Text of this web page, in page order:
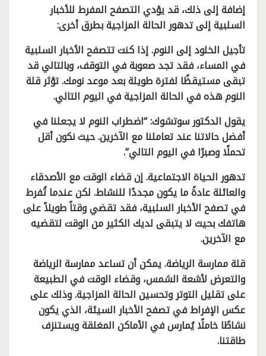
إضافة إلى ذلك، قد يؤدي التصفح المفرط للأخبار
السلبية إلى تدهور الحالة المزاجية بطرق أخرى:
تأجيل الخلود إلى النوم. إذا كنت تتصفح الأخبار السلبية
في المساء، فقد تجد صعوبة في التوقف، وبالتالي قد
تبقى مستيقظًا لفترة طويلة بعد موعد نومك. تؤثر قلة
النوم هذه في الحالة المزاجية في اليوم التالي.
يقول الدكتور سوتشوك: “اضطراب النوم لا يجعلنا في
أفضل حالاتنا عند تعاملنا مع الآخرين. حيث نكون أقل
تحملًا وصبرًا في اليوم التالي”.
تدهور الحياة الاجتماعية. إن قضاء الوقت مع الأصدقاء
والعائلة عادةً ما يكون مجددًا للنشاط. لكن عندما تُفرط
في تصفح الأخبار السلبية، فقد تقضي وقتاً طويلاً على
هاتفك بحيث لا يتبقى لديك الكثير من الوقت لتقضيه
مع الآخرين.
قلة ممارسة الرياضة. يمكن أن تساعد ممارسة الرياضة
والتعرض لأشعة الشمس، وقضاء الوقت في الطبيعة
على تقليل التوتر وتحسين الحالة المزاجية. وذلك على
عكس الإفراط في تصفح الأخبار السيئة، الذي يكون
نشاطًا خاملًا يُمارس في الأماكن المغلقة ويستنزف
طاقتنا.